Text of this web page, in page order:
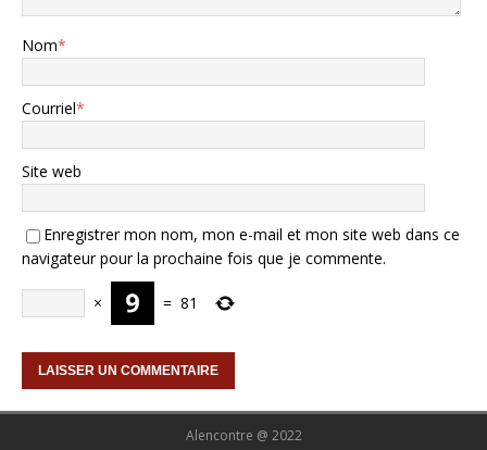
Nom*
Courriel*
Site web
Enregistrer mon nom, mon e-mail et mon site web dans ce
navigateur pour la prochaine fois que je commente.
× = 81
Alencontre @ 2022